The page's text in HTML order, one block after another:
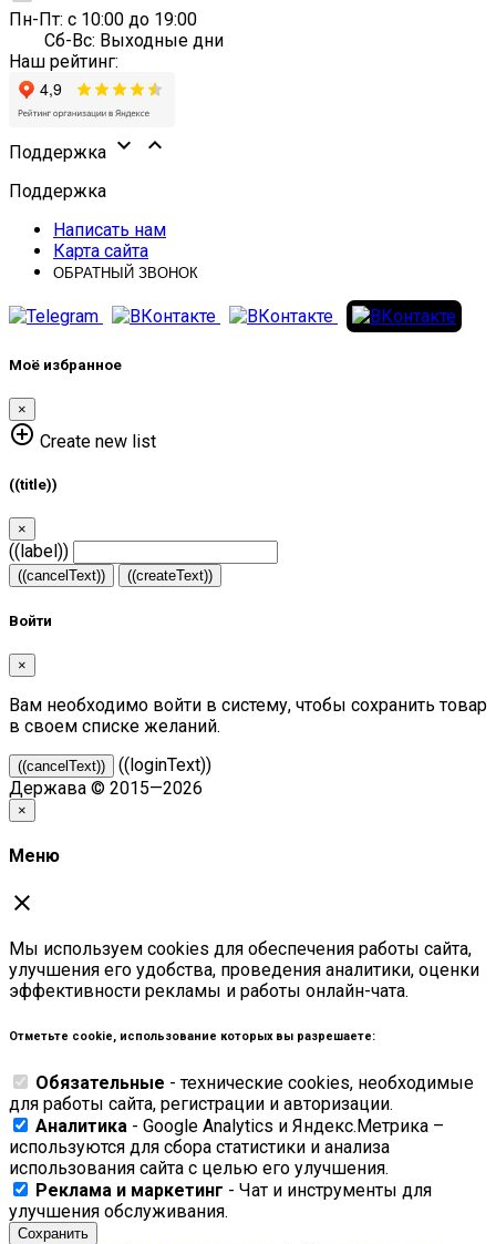
Пн-Пт: с 10:00 до 19:00
Сб-Вс: Выходные дни
Наш рейтинг:
Поддержка  
Поддержка
Написать нам
Карта сайта
ОБРАТНЫЙ ЗВОНОК
Моё избранное
×
add_circle_outline Create new list
((title))
×
((label))
((cancelText)) ((createText))
Войти
×
Вам необходимо войти в систему, чтобы сохранить товар
в своем списке желаний.
((cancelText))
((loginText))
Держава © 2015—2026
×
Меню
close
Мы используем cookies для обеспечения работы сайта,
улучшения его удобства, проведения аналитики, оценки
эффективности рекламы и работы онлайн-чата.
Отметьте cookie, использование которых вы разрешаете:
Обязательные - технические cookies, необходимые
для работы сайта, регистрации и авторизации.
Аналитика - Google Analytics и Яндекс.Метрика –
используются для сбора статистики и анализа
использования сайта с целью его улучшения.
Реклама и маркетинг - Чат и инструменты для
улучшения обслуживания.
Сохранить